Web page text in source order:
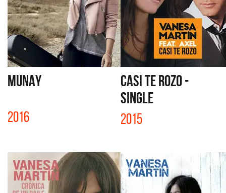
MUNAY
2016
CASI TE ROZO -
SINGLE
2015